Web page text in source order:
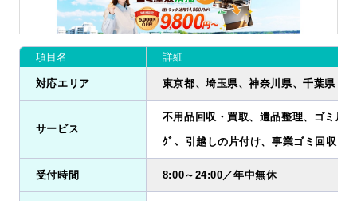
項目名 詳細
対応エリア 東京都、埼玉県、神奈川県、千葉県
サービス
不用品回収・買取、遺品整理、ゴミ屋
ｸﾞ、引越しの片付け、事業ゴミ回収
受付時間 8:00～24:00／年中無休